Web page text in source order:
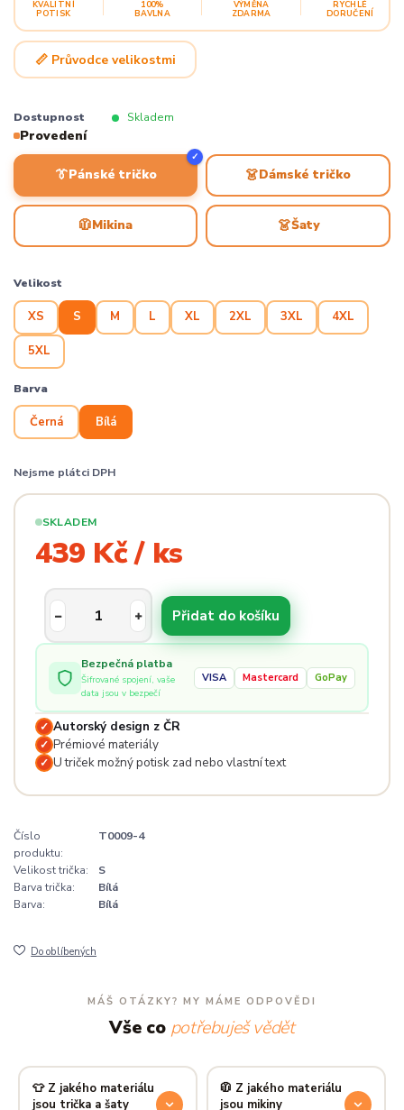
KVALITNÍ
POTISK
100%
BAVLNA
VÝMĚNA
ZDARMA
RYCHLÉ
DORUČENÍ
📏 Průvodce velikostmi
Dostupnost Skladem
Provedení
👔Pánské tričko
✓
👗Dámské tričko
🧥Mikina 👗Šaty
Velikost
XS S M L XL 2XL 3XL 4XL
5XL
Barva
Černá Bílá
Nejsme plátci DPH
SKLADEM
439 Kč / ks
Přidat do košíku
Bezpečná platba
Šifrované spojení, vaše
data jsou v bezpečí
VISA Mastercard GoPay
✓ Autorský design z ČR
✓ Prémiové materiály
✓ U triček možný potisk zad nebo vlastní text
Číslo
produktu:
T0009-4
Velikost trička:
S
Barva trička:
Bílá
Barva:
Bílá
Do oblíbených
MÁŠ OTÁZKY? MY MÁME ODPOVĚDI
Vše co potřebuješ vědět
👕 Z jakého materiálu
jsou trička a šaty
🧥 Z jakého materiálu
jsou mikiny